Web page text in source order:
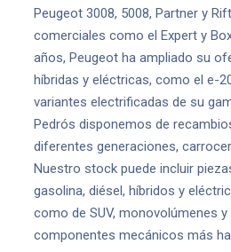
Peugeot 3008, 5008, Partner y
comerciales como el Expert y
años, Peugeot ha ampliado su
híbridas y eléctricas, como el e-
variantes electrificadas de su
Pedrós disponemos de
diferentes generaciones,
Nuestro stock puede incluir
gasolina, diésel, híbridos y
como de SUV, monovolúmenes
componentes mecánicos más